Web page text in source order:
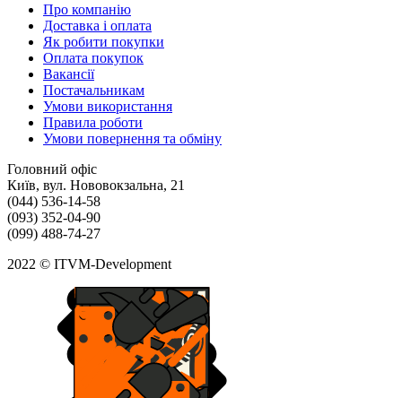
Про компанію
Доставка і оплата
Як робити покупки
Оплата покупок
Вакансії
Постачальникам
Умови використання
Правила роботи
Умови повернення та обміну
Головний офіс
Київ, вул. Нововокзальна, 21
(044) 536-14-58
(093) 352-04-90
(099) 488-74-27
2022 © ITVM-Development